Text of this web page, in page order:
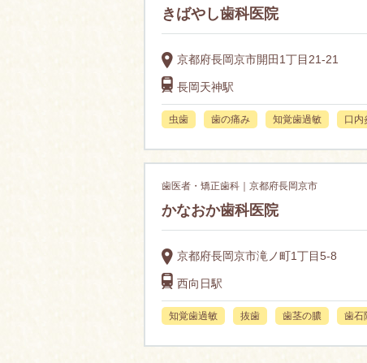
きばやし歯科医院
京都府長岡京市開田1丁目21-21
長岡天神駅
虫歯 歯の痛み 知覚歯過敏 口内
歯医者・矯正歯科｜京都府長岡京市
かなおか歯科医院
京都府長岡京市滝ノ町1丁目5-8
西向日駅
知覚歯過敏 抜歯 歯茎の膿 歯石